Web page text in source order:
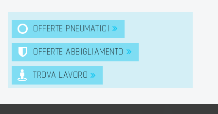
OFFERTE PNEUMATICI
OFFERTE ABBIGLIAMENTO
TROVA LAVORO